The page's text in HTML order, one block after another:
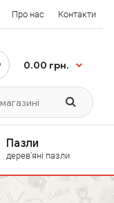
Про нас Контакти
0.00 грн.
Пазли
дерев'яні пазли